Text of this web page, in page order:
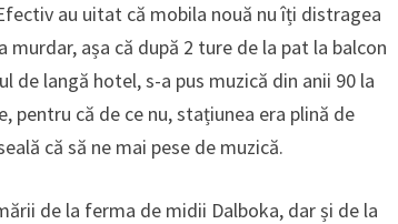
au uitat că mobila nouă nu îți distragea
așa că după 2 ture de la pat la balcon
de langă hotel, s-a pus muzică din anii 90 la
pentru că de ce nu, stațiunea era plină de
că să ne mai pese de muzică.
de la ferma de midii Dalboka, dar și de la